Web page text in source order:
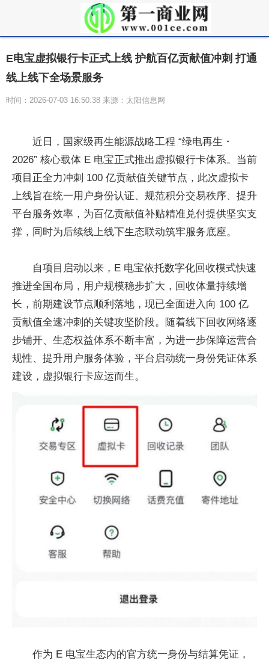
E电宝虚拟银行卡正式上线 护航百亿贡献值冲刺 打通
线上线下全场景服务
时间：2026-07-03 16:50:38 来源：太阳信息网
近日，国家级再生能源战略工程 “绿电再生・
2026” 核心载体 E 电宝正式推出虚拟银行卡体系。当前
项目正全力冲刺 100 亿贡献值关键节点，此次虚拟卡
上线旨在统一用户身份认证、规范积分交易秩序、提升
平台服务效率，为百亿贡献值补贴精准兑付提供坚实支
撑，同时为后续线上线下生态联动筑牢服务底座。
自项目启动以来，E 电宝依托数字化回收模式快速
推进全国布局，用户规模稳步扩大，回收体量持续增
长，前期建设节点顺利落地，现已全面进入向 100 亿
贡献值全速冲刺的关键攻坚阶段。随着线下回收网络逐
步铺开、生态权益体系不断丰富，为进一步保障运营合
规性、提升用户服务体验，平台启动统一身份凭证体系
建设，虚拟银行卡应运而生。
作为 E 电宝生态内的官方统一身份与结算凭证，